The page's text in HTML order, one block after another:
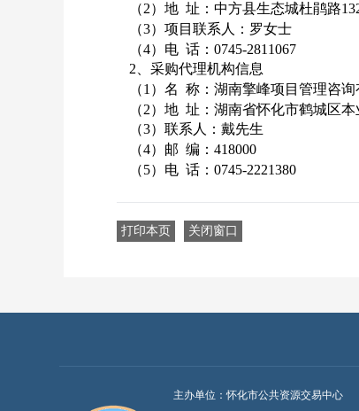
（2）地 址：中方县生态城杜鹃路
（3）项目联系人：罗女士
（4）电 话：0745-2811067
2、采购代理机构信息
（1）名 称：湖南擎峰项目管理咨询
（2）地 址：湖南省怀化市鹤城区
（3）联系人：戴先生
（4）邮 编：418000
（5）电 话：0745-2221380
打印本页 关闭窗口
主办单位：怀化市公共资源交易中心